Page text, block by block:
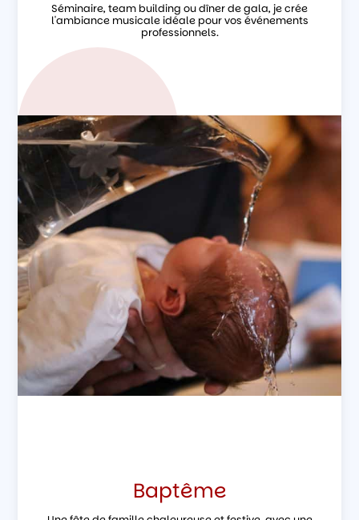
Séminaire, team building ou dîner de gala, je crée
l'ambiance musicale idéale pour vos événements
professionnels.
Baptême